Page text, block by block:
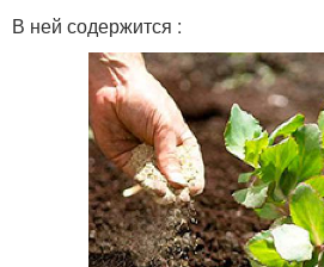
В ней содержится :